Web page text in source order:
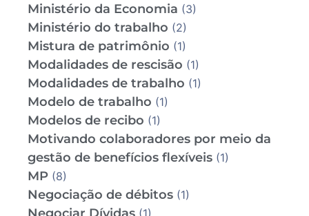
Ministério da Economia (3)
Ministério do trabalho (2)
Mistura de patrimônio (1)
Modalidades de rescisão (1)
Modalidades de trabalho (1)
Modelo de trabalho (1)
Modelos de recibo (1)
Motivando colaboradores por meio da
gestão de benefícios flexíveis (1)
MP (8)
Negociação de débitos (1)